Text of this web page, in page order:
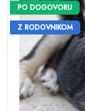
PO DOGOVORU
Z RODOVNIKOM